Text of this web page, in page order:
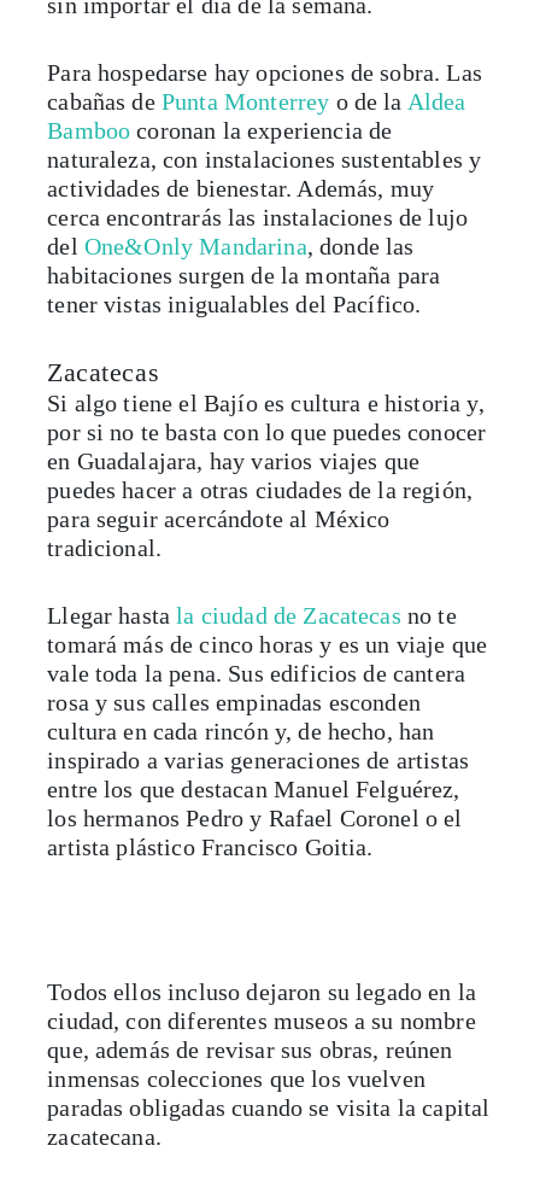
cabañas dePunta Monterreyo de laAldea
Bamboo coronan la experiencia de
naturaleza, con instalaciones sustentables y
actividades de bienestar. Además, muy
cerca encontrarás las instalaciones de lujo
delOne&Only Mandarina, donde las
habitaciones surgen de la montaña para
tener vistas inigualables del Pacífico.
Si algo tiene el Bajío es cultura e historia y,
por si no te basta con lo que puedes conocer
en Guadalajara, hay varios viajes que
puedes hacer a otras ciudades de la región,
para seguir acercándote al México
tradicional.
tomará más de cinco horas y es un viaje que
vale toda la pena. Sus edificios de cantera
rosa y sus calles empinadas esconden
cultura en cada rincón y, de hecho, han
inspirado a varias generaciones de artistas
entre los que destacan Manuel Felguérez,
los hermanos Pedro y Rafael Coronel o el
artista plástico Francisco Goitia.
ciudad, con diferentes museos a su nombre
que, además de revisar sus obras, reúnen
inmensas colecciones que los vuelven
paradas obligadas cuando se visita la capital
zacatecana.